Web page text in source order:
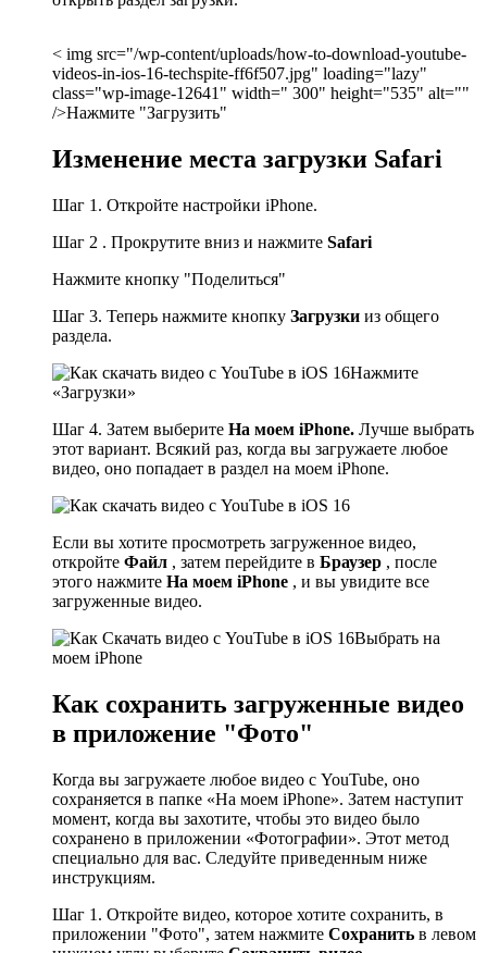
< img src="/wp-content/uploads/how-to-download-youtube-
videos-in-ios-16-techspite-ff6f507.jpg" loading="lazy"
class="wp-image-12641" width=" 300" height="535" alt=""
/>Нажмите "Загрузить"
Изменение места загрузки Safari
Шаг 1. Откройте настройки iPhone.
Шаг 2 . Прокрутите вниз и нажмите Safari
Нажмите кнопку "Поделиться"
Шаг 3. Теперь нажмите кнопку Загрузки из общего
раздела.
Нажмите
«Загрузки»
Шаг 4. Затем выберите На моем iPhone. Лучше выбрать
этот вариант. Всякий раз, когда вы загружаете любое
видео, оно попадает в раздел на моем iPhone.
Если вы хотите просмотреть загруженное видео,
откройте Файл , затем перейдите в Браузер , после
этого нажмите На моем iPhone , и вы увидите все
загруженные видео.
Выбрать на
моем iPhone
Как сохранить загруженные видео
в приложение "Фото"
Когда вы загружаете любое видео с YouTube, оно
сохраняется в папке «На моем iPhone». Затем наступит
момент, когда вы захотите, чтобы это видео было
сохранено в приложении «Фотографии». Этот метод
специально для вас. Следуйте приведенным ниже
инструкциям.
Шаг 1. Откройте видео, которое хотите сохранить, в
приложении "Фото", затем нажмите Сохранить в левом